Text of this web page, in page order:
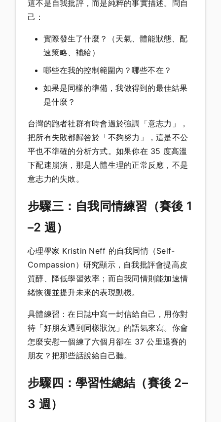
這不是自我批評，而是純粹的事實描述。問自
己：
實際發生了什麼？（天氣、體能狀態、配
速策略、補給）
哪些在我的控制範圍內？哪些不在？
如果是同樣的準備，我做得到的最佳結果
是什麼？
台灣的跑者社群有時會過於強調「意志力」，
把所有失敗都歸咎於「不夠努力」，這是不公
平也不準確的分析方式。如果你在 35 度高溫
下配速崩潰，那是人體生理的正常反應，不是
意志力的失敗。
步驟三：自我同情練習（賽後 1
–2 週）
心理學家 Kristin Neff 的自我同情（Self-
Compassion）研究顯示，自我批評會提高皮
質醇、降低學習效率；而自我同情則能加速情
緒恢復並提升未來的表現動機。
具體練習：在日誌中寫一封信給自己，用你對
待「好朋友遇到同樣狀況」的語氣來寫。你會
怎麼安慰一個練了六個月卻在 37 公里退賽的
朋友？把那些話說給自己聽。
步驟四：學習性總結（賽後 2–
3 週）